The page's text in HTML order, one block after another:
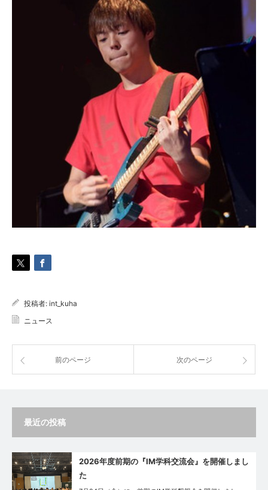
投稿者: int_kuha
ニュース
前のページ 次のページ
最近の投稿
2026年度前期の『IM学科交流会』を開催しまし
た